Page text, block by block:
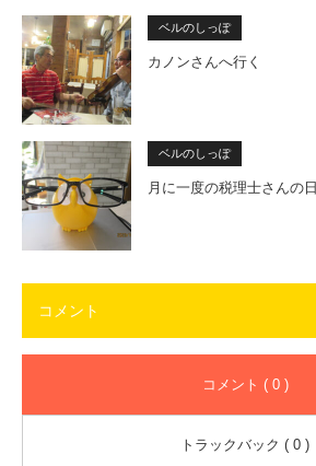
ベルのしっぽ
カノンさんへ行く
ベルのしっぽ
月に一度の税理士さんの日
コメント
コメント ( 0 )
トラックバック ( 0 )